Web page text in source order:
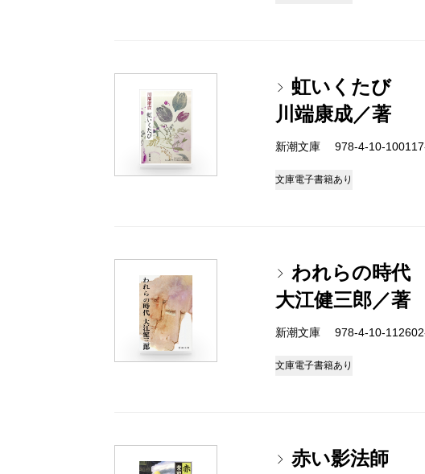
虹いくたび
川端康成／著
新潮文庫 978-4-10-
文庫電子書籍あり
われらの時代
大江健三郎／著
新潮文庫 978-4-10-
文庫電子書籍あり
赤い影法師